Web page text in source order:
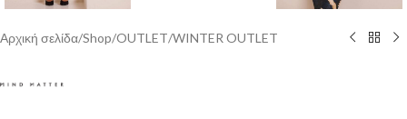
Αρχική σελίδα/Shop/OUTLET/WINTER OUTLET